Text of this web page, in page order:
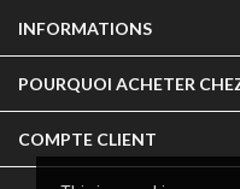
INFORMATIONS
POURQUOI ACHETER
COMPTE CLIENT